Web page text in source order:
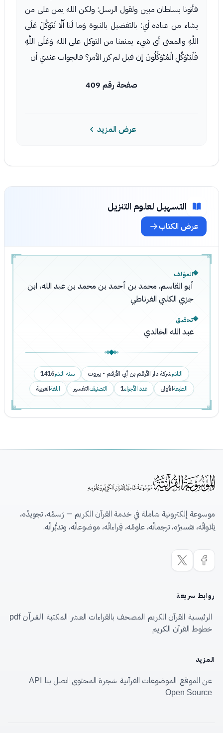
فأتونا بسلطان مبين ولقول الرسل: ولكن الله يمن على من
يشاء من عباده أي: بالتفضيل بالنبوة وَما لَنا أَلَّا نَتَوَكَّلَ عَلَى
اللَّهِ والمعنى أي شيء يمنعنا من التوكل على الله وَعَلَى اللَّهِ
فَلْيَتَوَكَّلِ الْمُتَوَكِّلُونَ إن قيل لم كرر الأمر؟ فالجواب عندي أن
صفحة رقم 409
عرض المزيد
التسهيل لعلوم التنزيل
عرض الكتاب
المؤلف
أبو القاسم، محمد بن أحمد بن محمد بن عبد الله، ابن
جزي الكلبي الغرناطي
تحقيق
عبد الله الخالدي
الناشرشركة دار الأرقم بن أبي الأرقم - بيروت سنة النشر1416
الطبعةالأولى عدد الأجزاء1 التصنيفالتفسير اللغةالعربية
موسوعة إلكترونية شاملة في خدمة القرآن الكريم — رَسمُه، تجويدُه،
تِلاواتُه، تفسيرُه، ترجماتُه، علومُه، قِراءاتُه، موضوعاتُه، وتدبُّراتُه.
روابط سريعة
الرئيسية القرآن الكريم المصحف بالقراءات العشر المكتبة القرآن pdf
خطوط القرآن الكريم
المزيد
عن الموقع الموضوعات القرآنية شجرة المحتوى اتصل بنا
API
Open Source